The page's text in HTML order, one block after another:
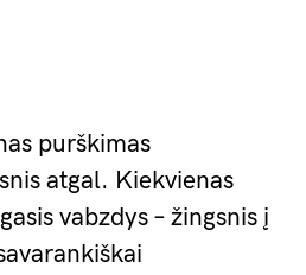
purškimas
atgal. Kiekvienas
vabzdys – žingsnis į